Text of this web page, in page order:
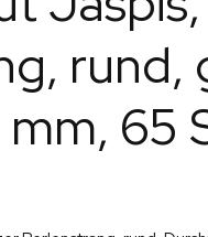
rund,
65